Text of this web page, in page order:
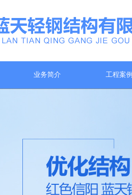
业务简介 工程案例